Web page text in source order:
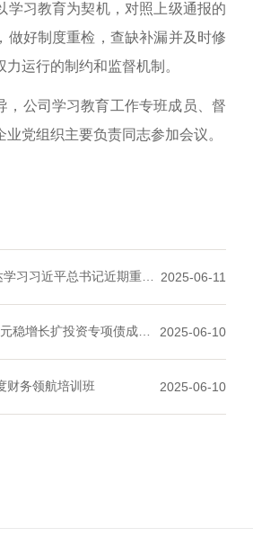
学习教育为契机，对照 上级通报的
做好制度重检，查缺补漏并及时修
力运行的制约和监督机制。
，公司 学习教育工作专班成员、督
党组织主要负责同志参加会议。
习习近平总书记近期重要
2025-06-11
稳增长扩投资专项债成功
2025-06-10
财务领航培训班 2025-06-10